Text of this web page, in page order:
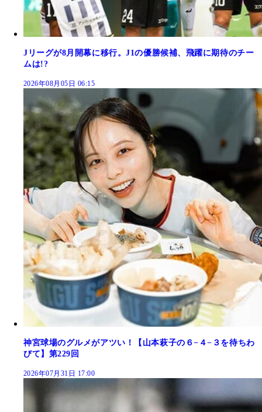
Jリーグが8月開幕に移行。J1の優勝候補、飛躍に期待のチー
ムは!?
2026年08月05日 06:15
神宮球場のグルメがアツい！【山本萩子の６−４−３を待ちわ
びて】第229回
2026年07月31日 17:00